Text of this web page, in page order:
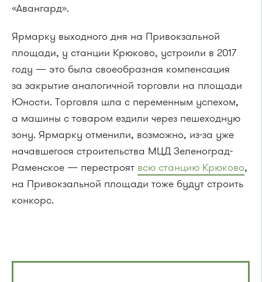
«Авангард».
Ярмарку выходного дня на Привокзальной
площади, у станции Крюково, устроили в 2017
году — это была своеобразная компенсация
за закрытие аналогичной торговли на площади
Юности. Торговля шла с переменным успехом,
а машины с товаром ездили через пешеходную
зону. Ярмарку отменили, возможно, из-за уже
начавшегося строительства МЦД Зеленоград-
Раменское — перестроят всю станцию Крюково,
на Привокзальной площади тоже будут строить
конкорс.